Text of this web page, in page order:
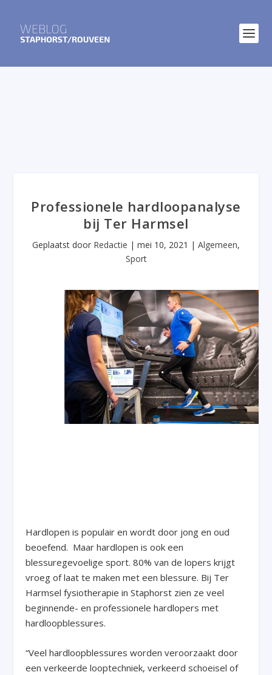
Professionele hardloopanalyse
bij Ter Harmsel
Geplaatst door Redactie | mei 10, 2021 | Algemeen,
Sport
Hardlopen is populair en wordt door jong en oud
beoefend. Maar hardlopen is ook een
blessuregevoelige sport. 80% van de lopers krijgt
vroeg of laat te maken met een blessure. Bij Ter
Harmsel fysiotherapie in Staphorst zien ze veel
beginnende- en professionele hardlopers met
hardloopblessures.
“Veel hardloopblessures worden veroorzaakt door
een verkeerde looptechniek, verkeerd schoeisel of